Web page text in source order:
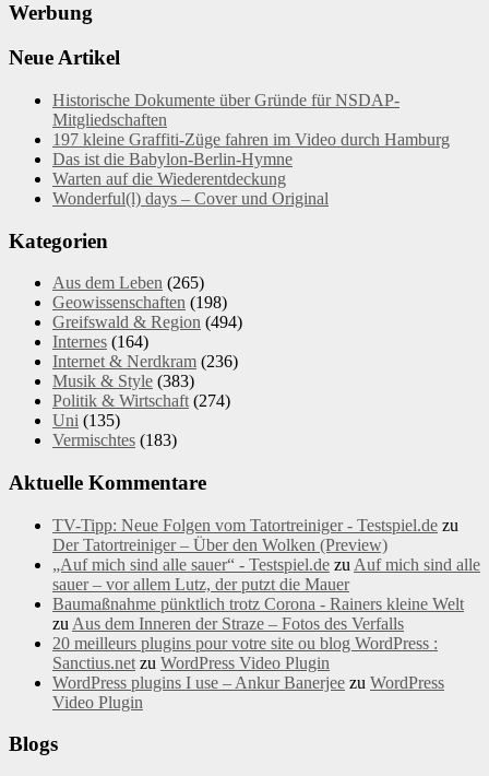
Werbung
Neue Artikel
Historische Dokumente über Gründe für NSDAP-
Mitgliedschaften
197 kleine Graffiti-Züge fahren im Video durch Hamburg
Das ist die Babylon-Berlin-Hymne
Warten auf die Wiederentdeckung
Wonderful(l) days – Cover und Original
Kategorien
Aus dem Leben (265)
Geowissenschaften (198)
Greifswald & Region (494)
Internes (164)
Internet & Nerdkram (236)
Musik & Style (383)
Politik & Wirtschaft (274)
Uni (135)
Vermischtes (183)
Aktuelle Kommentare
TV-Tipp: Neue Folgen vom Tatortreiniger - Testspiel.de zu
Der Tatortreiniger – Über den Wolken (Preview)
„Auf mich sind alle sauer“ - Testspiel.de zu Auf mich sind alle
sauer – vor allem Lutz, der putzt die Mauer
Baumaßnahme pünktlich trotz Corona - Rainers kleine Welt
zu Aus dem Inneren der Straze – Fotos des Verfalls
20 meilleurs plugins pour votre site ou blog WordPress :
Sanctius.net zu WordPress Video Plugin
WordPress plugins I use – Ankur Banerjee zu WordPress
Video Plugin
Blogs